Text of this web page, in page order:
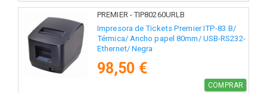
PREMIER - TIP80260URLB
Impresora de Tickets Premier ITP-83 B/
Térmica/ Ancho papel 80mm/ USB-RS232-
Ethernet/ Negra
98,50 €
COMPRAR